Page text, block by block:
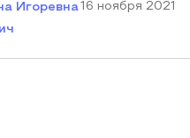
Игоревна16 ноября 2021